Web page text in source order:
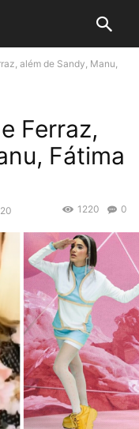
além de Sandy, Manu,
Ferraz,
Fátima
0
1220